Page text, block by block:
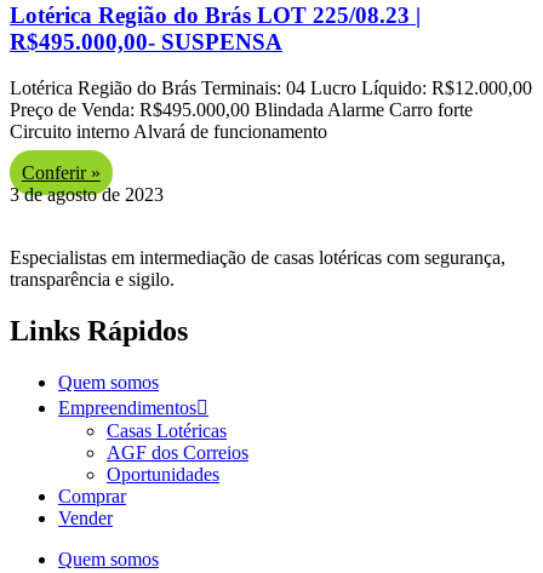
Lotérica Região do Brás LOT 225/08.23 |
R$495.000,00- SUSPENSA
Lotérica Região do Brás Terminais: 04 Lucro Líquido: R$12.000,00
Preço de Venda: R$495.000,00 Blindada Alarme Carro forte
Circuito interno Alvará de funcionamento
Conferir »
3 de agosto de 2023
Especialistas em intermediação de casas lotéricas com segurança,
transparência e sigilo.
Links Rápidos
Quem somos
Empreendimentos
Casas Lotéricas
AGF dos Correios
Oportunidades
Comprar
Vender
Quem somos